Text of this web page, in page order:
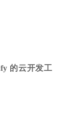
的云开发工